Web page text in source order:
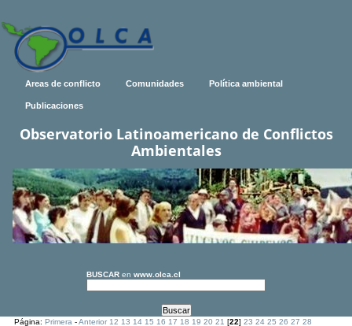
Areas de conflicto Comunidades Política ambiental
Publicaciones
Observatorio Latinoamericano de Conflictos
Ambientales
BUSCAR en www.olca.cl
Página:Primera -Anterior 12 13 14 15 16 17 18 19 20 21 [22]23 24 25 26 27 28